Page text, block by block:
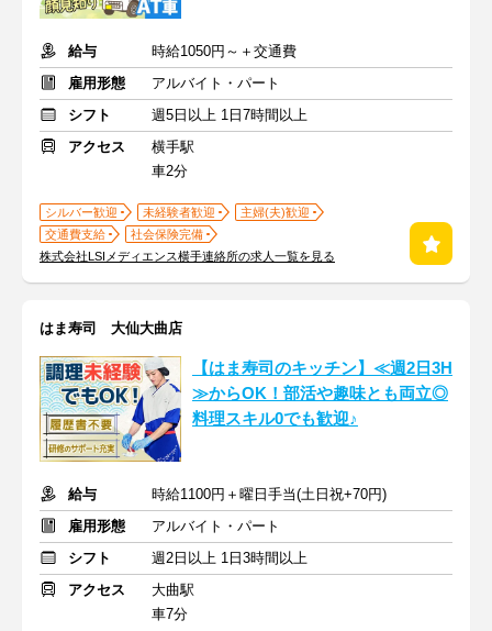
給与
時給1050円～＋交通費
雇用形態
アルバイト・パート
シフト
週5日以上 1日7時間以上
アクセス
横手駅
車2分
シルバー歓迎 未経験者歓迎
主婦(夫)歓迎
交通費支給
社会保険完備
株式会社LSIメディエンス横手連絡所の求人一覧を見る
はま寿司 大仙大曲店
【はま寿司のキッチン】≪週2日3H
≫からOK！部活や趣味とも両立◎
料理スキル0でも歓迎♪
給与
時給1100円＋曜日手当(土日祝+70円)
雇用形態
アルバイト・パート
シフト
週2日以上 1日3時間以上
アクセス
大曲駅
車7分